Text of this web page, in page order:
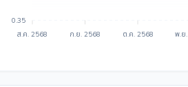
0.35
ส.ค. 2568
ก.ย. 2568 ต.ค. 2568 พ.ย